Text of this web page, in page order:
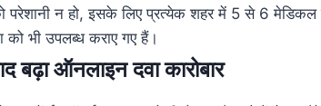
परेशानी न हो, इसके लिए प्रत्येक शहर में 5 से 6
भी उपलब्ध कराए गए हैं।
बढ़ा ऑनलाइन दवा कारोबार